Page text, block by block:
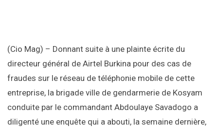
(Cio Mag) – Donnant suite à une plainte écrite du
directeur général de Airtel Burkina pour des cas de
fraudes sur le réseau de téléphonie mobile de cette
entreprise, la brigade ville de gendarmerie de Kosyam
conduite par le commandant Abdoulaye Savadogo a
diligenté une enquête qui a abouti, la semaine dernière,